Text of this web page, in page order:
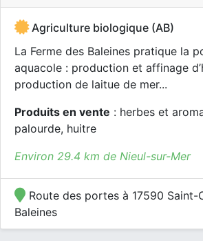
Agriculture biologique (AB)
La Ferme des Baleines pratique la
aquacole : production et affinage
production de laitue de mer...
Produits en vente : herbes et
palourde, huitre
Environ 29.4 km de Nieul-sur-Mer
Route des portes à 17590 Saint-
Baleines